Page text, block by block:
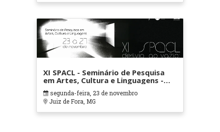
XI SPACL - Seminário de Pesquisa
em Artes, Cultura e Linguagens -
Desvio ao Vazio: arte e memória -
segunda-feira, 23 de novembro
Juiz de Fora, MG